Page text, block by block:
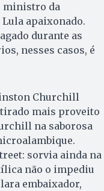
ministro da
apaixonado.
durante as
nesses casos, é
Churchill
mais proveito
na saborosa
sorvia ainda na
não o impediu
embaixador,